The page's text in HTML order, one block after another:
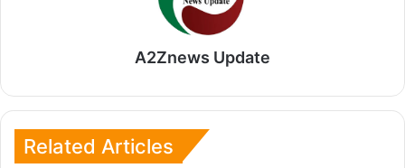
A2Znews Update
Related Articles